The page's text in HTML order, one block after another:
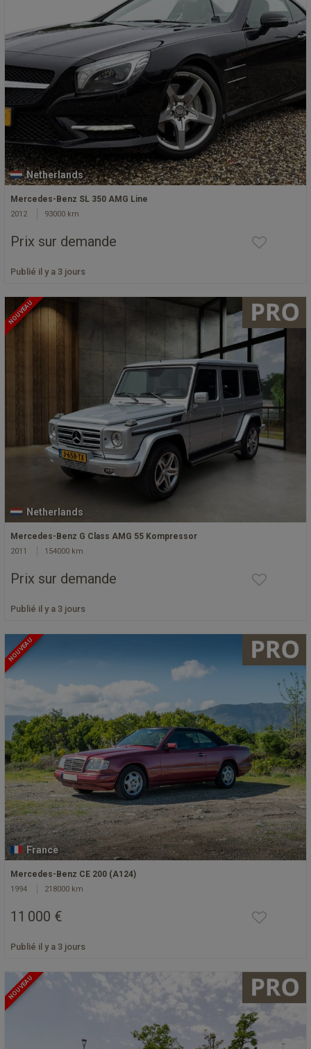
Netherlands
Mercedes-Benz SL 350 AMG Line
2012 93000 km
Prix sur demande
Publié il y a 3 jours
NOUVEAU
Netherlands
Mercedes-Benz G Class AMG 55 Kompressor
2011 154000 km
Prix sur demande
Publié il y a 3 jours
NOUVEAU
France
Mercedes-Benz CE 200 (A124)
1994 218000 km
11 000 €
Publié il y a 3 jours
NOUVEAU